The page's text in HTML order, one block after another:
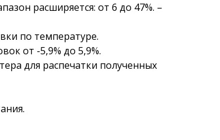
расширяется: от 6 до 47%. –
по температуре.
от -5,9% до 5,9%.
для распечатки полученных